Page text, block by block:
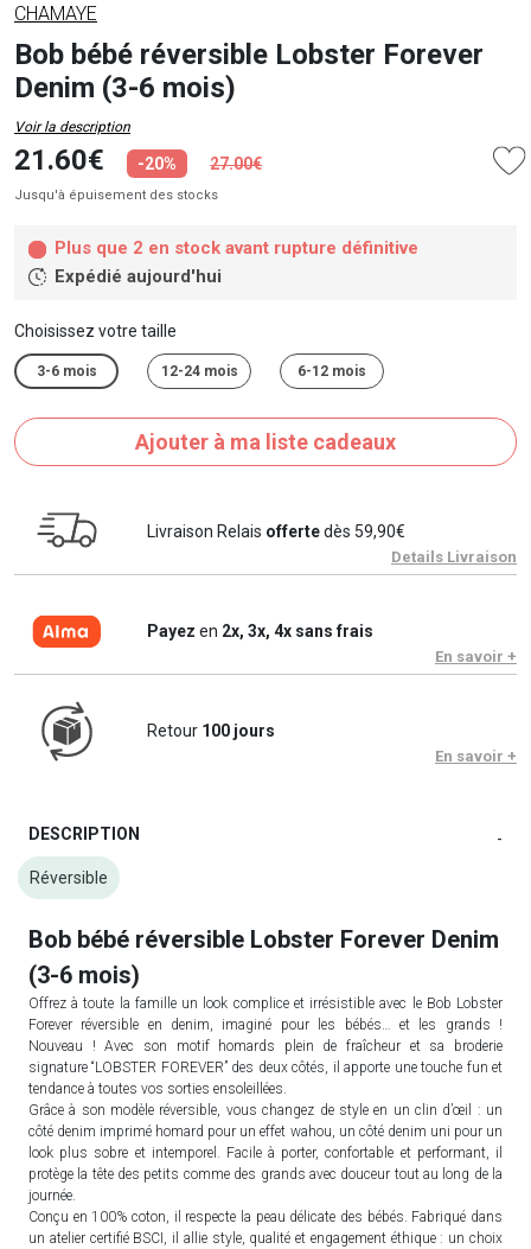
CHAMAYE
Bob bébé réversible Lobster Forever
Denim (3-6 mois)
Voir la description
21.60€ -20% 27.00€
Jusqu'à épuisement des stocks
Plus que 2 en stock avant rupture définitive
Expédié aujourd'hui
Choisissez votre taille
3-6 mois 12-24 mois 6-12 mois
Ajouter à ma liste cadeaux
Livraison Relais offertedès 59,90€
Details Livraison
Payez en 2x, 3x, 4x sans frais
En savoir +
Retour 100 jours
En savoir +
DESCRIPTION -
Réversible
Bob bébé réversible Lobster Forever Denim
(3-6 mois)
Offrez à toute la famille un look complice et irrésistible avec le Bob Lobster
Forever réversible en denim, imaginé pour les bébés… et les grands !
Nouveau ! Avec son motif homards plein de fraîcheur et sa broderie
signature “LOBSTER FOREVER” des deux côtés, il apporte une touche fun et
tendance à toutes vos sorties ensoleillées.
Grâce à son modèle réversible, vous changez de style en un clin d’œil : un
côté denim imprimé homard pour un effet wahou, un côté denim uni pour un
look plus sobre et intemporel. Facile à porter, confortable et performant, il
protège la tête des petits comme des grands avec douceur tout au long de la
journée.
Conçu en 100% coton, il respecte la peau délicate des bébés. Fabriqué dans
un atelier certifié BSCI, il allie style, qualité et engagement éthique : un choix